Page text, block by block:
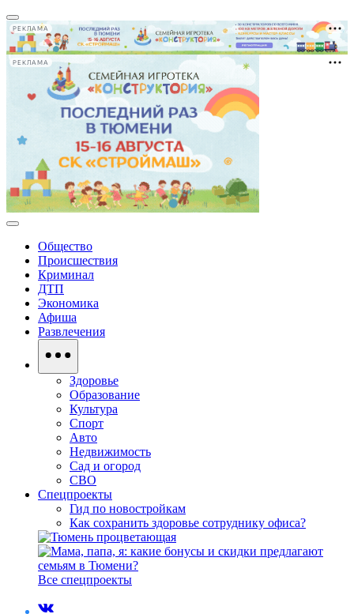
РЕКЛАМА
РЕКЛАМА
Общество
Происшествия
Криминал
ДТП
Экономика
Афиша
Развлечения
Здоровье
Образование
Культура
Спорт
Авто
Недвижимость
Сад и огород
СВО
Спецпроекты
Гид по новостройкам
Как сохранить здоровье сотруднику офиса?
Все спецпроекты